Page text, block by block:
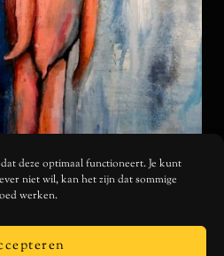
deze optimaal functioneert. Je kunt
niet wil, kan het zijn dat sommige
werken.